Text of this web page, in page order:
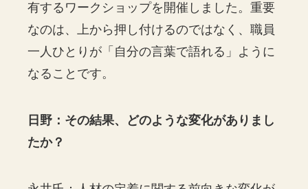
有するワークショップを開催しました。重要
なのは、上から押し付けるのではなく、職員
一人ひとりが「自分の言葉で語れる」ように
なることです。
日野：その結果、どのような変化がありまし
たか？